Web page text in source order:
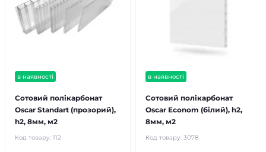
в наявності
Сотовий полікарбонат
Oscar Standart (прозорий),
h2, 8мм, м2
Код товару: 112
в наявності
Сотовий полікарбонат
Oscar Econom (білий), h2,
8мм, м2
Код товару: 3078